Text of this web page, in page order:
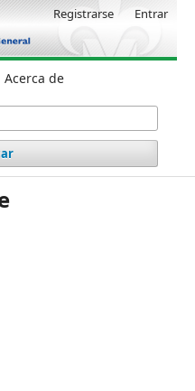
Acerca de
Registrarse Entrar